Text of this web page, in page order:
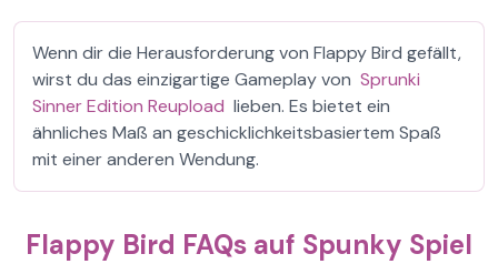
Wenn dir die Herausforderung von Flappy Bird gefällt,
wirst du das einzigartige Gameplay von Sprunki
Sinner Edition Reupload lieben. Es bietet ein
ähnliches Maß an geschicklichkeitsbasiertem Spaß
mit einer anderen Wendung.
Flappy Bird FAQs auf Spunky Spiel